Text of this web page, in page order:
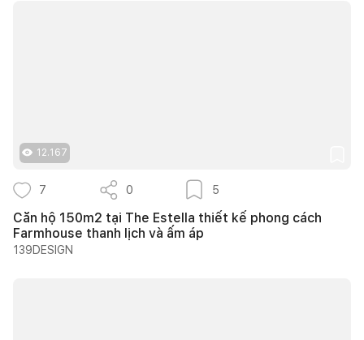
12.167
7 0 5
Căn hộ 150m2 tại The Estella thiết kế phong cách
Farmhouse thanh lịch và ấm áp
139DESIGN